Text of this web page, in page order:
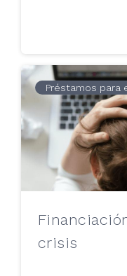
Préstamos para
crisis